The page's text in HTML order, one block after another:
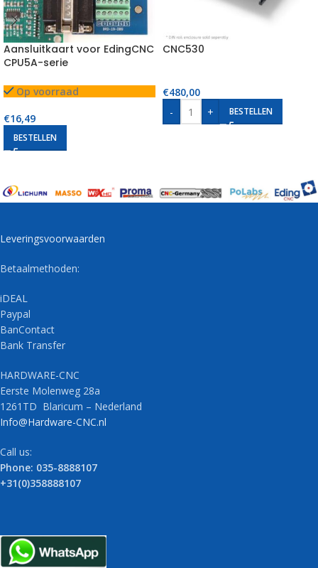
Aansluitkaart voor EdingCNC
CPU5A-serie
Op voorraad
€16,49
BESTELLEN
CNC530
€480,00
-
+ BESTELLEN
Leveringsvoorwaarden
Betaalmethoden:
iDEAL
Paypal
BanContact
Bank Transfer
HARDWARE-CNC
Eerste Molenweg 28a
1261TD Blaricum – Nederland
Info@Hardware-CNC.nl
Call us:
Phone: 035-8888107
+31(0)358888107